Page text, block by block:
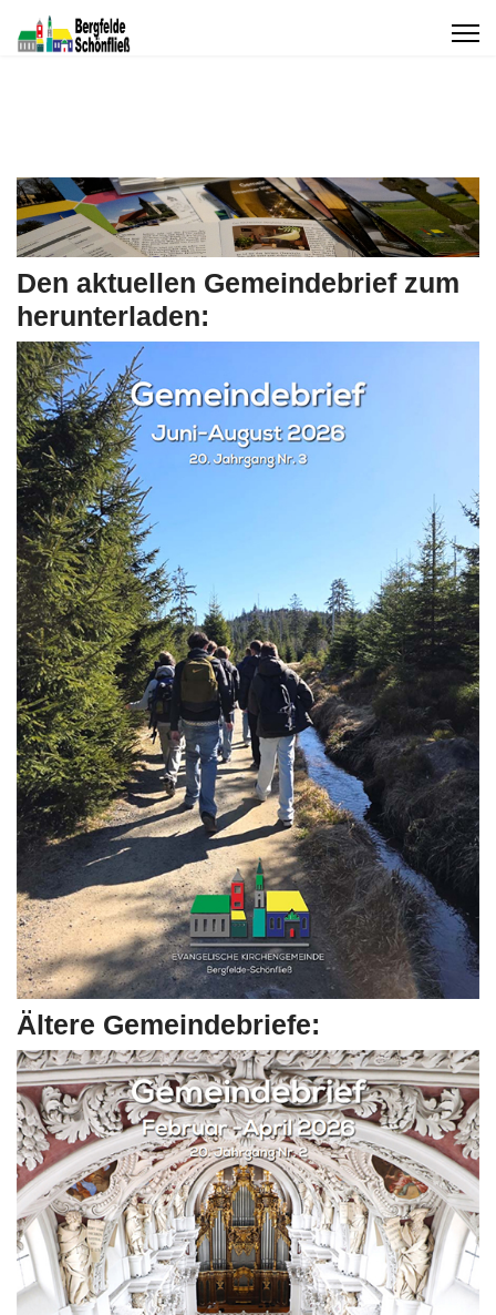
Den aktuellen Gemeindebrief zum
herunterladen:
Ältere Gemeindebriefe: